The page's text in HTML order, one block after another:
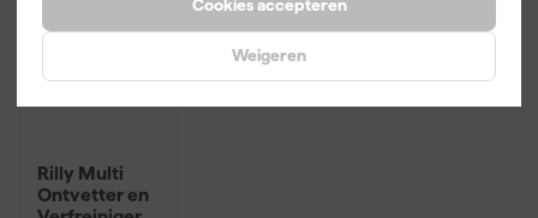
Cookies accepteren
Weigeren
Rilly Multi
Ontvetter en